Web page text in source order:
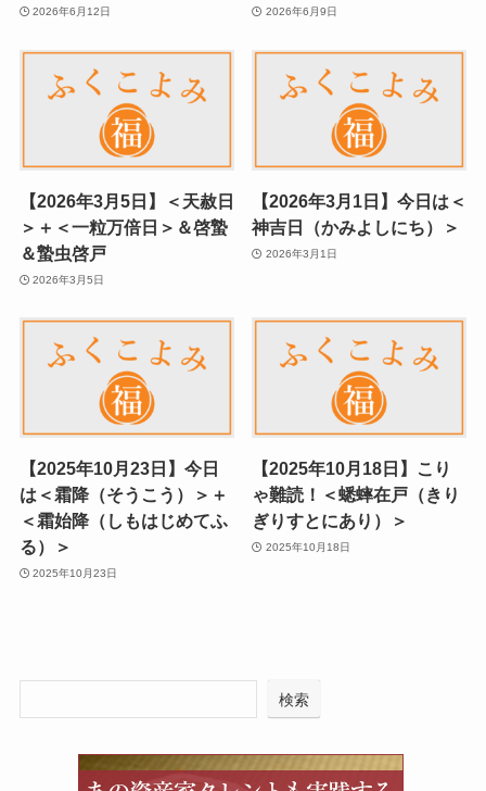
2026年6月12日 2026年6月9日
【2026年3月5日】＜天赦日
＞＋＜一粒万倍日＞＆啓蟄
＆蟄虫啓戸
2026年3月5日
【2026年3月1日】今日は＜
神吉日（かみよしにち）＞
2026年3月1日
【2025年10月23日】今日
は＜霜降（そうこう）＞＋
＜霜始降（しもはじめてふ
る）＞
2025年10月23日
【2025年10月18日】こり
ゃ難読！＜蟋蟀在戸（きり
ぎりすとにあり）＞
2025年10月18日
検索